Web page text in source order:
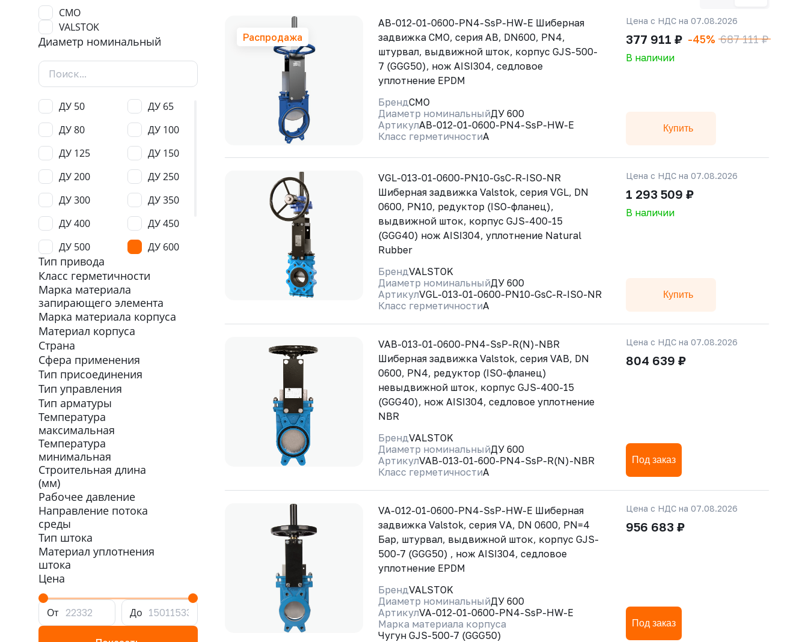
CMO
VALSTOK
Диаметр номинальный
ДУ 50
ДУ 65
ДУ 80
ДУ 100
ДУ 125
ДУ 150
ДУ 200
ДУ 250
ДУ 300
ДУ 350
ДУ 400
ДУ 450
ДУ 500
ДУ 600
ДУ 800
ДУ 1500
Тип привода
Класс герметичности
Марка материала
запирающего элемента
Марка материала корпуса
Материал корпуса
Страна
Сфера применения
Тип присоединения
Тип управления
Тип арматуры
Температура
максимальная
Температура
минимальная
Строительная длина
(мм)
Рабочее давление
Направление потока
среды
Тип штока
Материал уплотнения
штока
Цена
От До
Распродажа
AB-012-01-0600-PN4-SsP-HW-E Шиберная
задвижка CMO, серия АВ, DN600, РN4,
штурвал, выдвижной шток, корпус GJS-500-
7 (GGG50), нож AISI304, седловое
уплотнение EPDM
БрендCMO
Диаметр номинальныйДУ 600
АртикулAB-012-01-0600-PN4-SsP-HW-E
Класс герметичностиA
Цена с НДС на 07.08.2026
377 911 ₽ -45% 687 111 ₽
В наличии
Купить
VGL-013-01-0600-PN10-GsC-R-ISO-NR
Шиберная задвижка Valstok, серия VGL, DN
0600, PN10, редуктор (ISO-фланец),
выдвижной шток, корпус GJS-400-15
(GGG40) нож AISI304, уплотнение Natural
Rubber
БрендVALSTOK
Диаметр номинальныйДУ 600
АртикулVGL-013-01-0600-PN10-GsC-R-ISO-NR
Класс герметичностиA
Цена с НДС на 07.08.2026
1 293 509 ₽
В наличии
Купить
VAB-013-01-0600-PN4-SsP-R(N)-NBR
Шиберная задвижка Valstok, серия VAB, DN
0600, PN4, редуктор (ISO-фланец)
невыдвижной шток, корпус GJS-400-15
(GGG40), нож AISI304, седловое уплотнение
NBR
БрендVALSTOK
Диаметр номинальныйДУ 600
АртикулVAB-013-01-600-PN4-SsP-R(N)-NBR
Класс герметичностиA
Цена с НДС на 07.08.2026
804 639 ₽
Под заказ
VA-012-01-0600-PN4-SsP-HW-E Шиберная
задвижка Valstok, серия VА, DN 0600, PN=4
Бар, штурвал, выдвижной шток, корпус GJS-
500-7 (GGG50) , нож AISI304, седловое
уплотнение EPDM
БрендVALSTOK
Диаметр номинальныйДУ 600
АртикулVA-012-01-0600-PN4-SsP-HW-E
Марка материала корпуса
Чугун GJS-500-7 (GGG50)
Цена с НДС на 07.08.2026
956 683 ₽
Под заказ